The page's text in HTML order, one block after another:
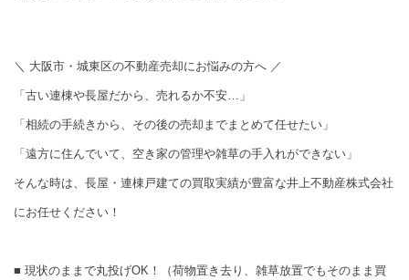
＼ 大阪市・城東区の不動産売却にお悩みの方へ ／
「古い連棟や長屋だから、売れるか不安…」
「相続の手続きから、その後の売却までまとめて任せたい」
「遠方に住んでいて、空き家の管理や雑草の手入れができない」
そんな時は、長屋・連棟戸建ての買取実績が豊富な井上不動産株式会社
にお任せください！
■ 現状のままで丸投げOK！（荷物置き去り、雑草放置でもそのまま買